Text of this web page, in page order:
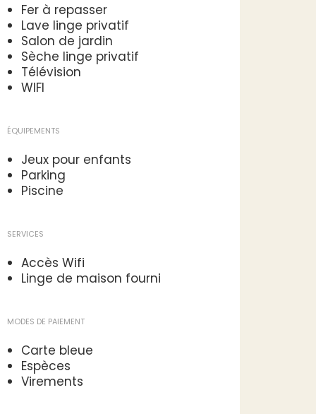
Fer à repasser
Lave linge privatif
Salon de jardin
Sèche linge privatif
Télévision
WIFI
ÉQUIPEMENTS
Jeux pour enfants
Parking
Piscine
SERVICES
Accès Wifi
Linge de maison fourni
MODES DE PAIEMENT
Carte bleue
Espèces
Virements